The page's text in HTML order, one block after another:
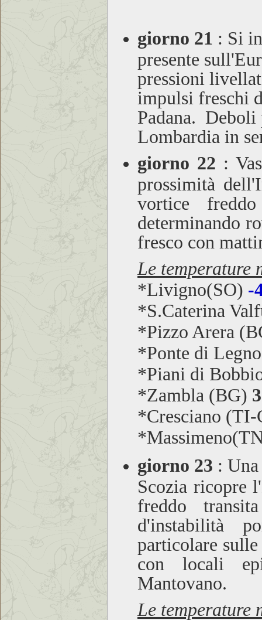
giorno 21 : Si
presente
pressioni
impulsi freschi
Padana. Deboli
Lombardia in
giorno 22 :
prossimità
vortice
determinando
fresco con
Le temperature
*Livigno(SO) -
*S.Caterina
*Pizzo Arera
*Ponte di
*Piani di
*Zambla (BG)
*Cresciano
giorno 23 :
Scozia ricopre
freddo
d'instabilità
particolare
con locali
Mantovano.
Le temperature